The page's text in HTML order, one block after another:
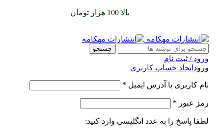
بالا 100 هزار تومان
جستجو
ورود / ثبت نام
ورود ایجاد حساب کاربری
نام کاربری یا آدرس ایمیل *
رمز عبور *
لطفا پاسخ را به عدد انگلیسی وارد کنید: